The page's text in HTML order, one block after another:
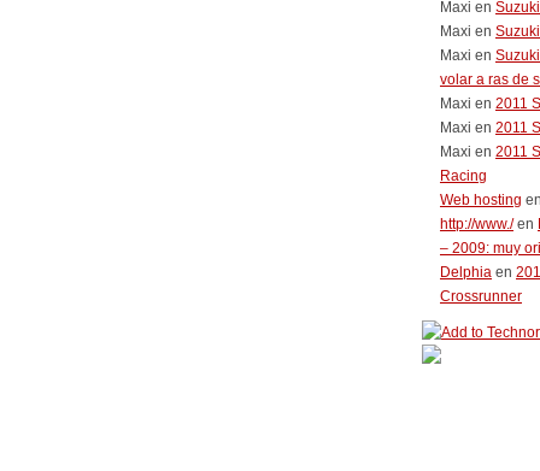
Maxi en
Maxi en
Maxi en
volar a ras de
Maxi en 2011
Maxi en 2011
Maxi en 2011
Racing
Web hosting
http://www./en
– 2009: muy
Delphia en
Crossrunner